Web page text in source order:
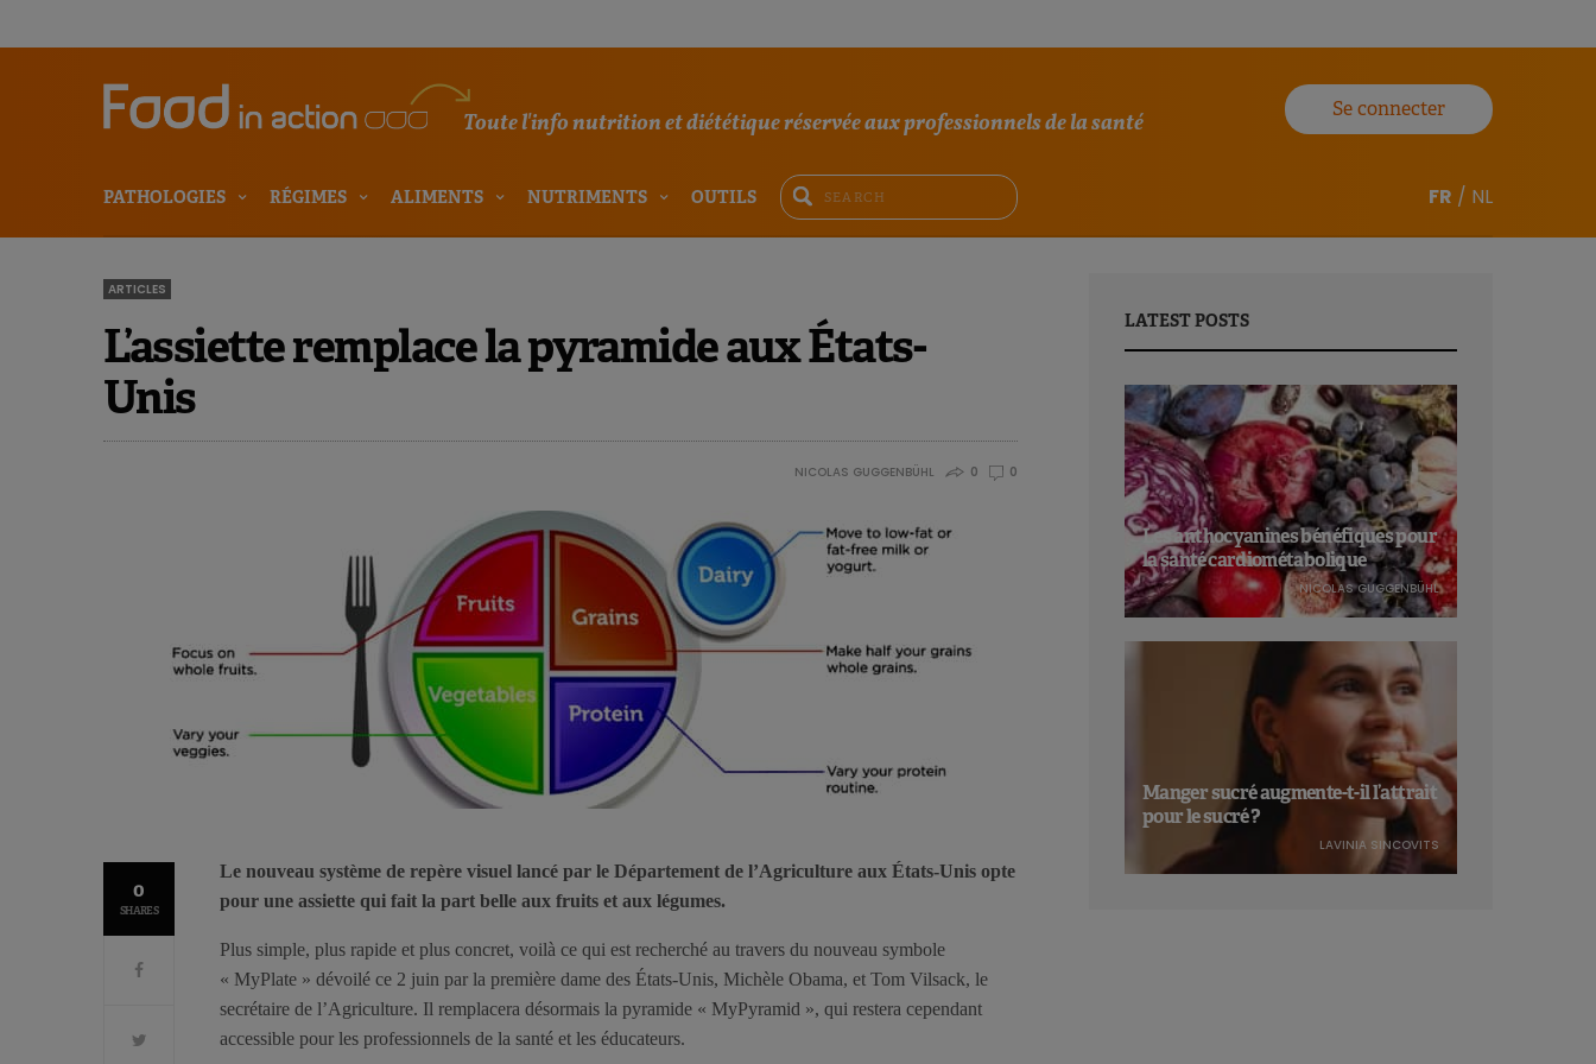
Toute l'info nutrition et diététique réservée aux professionnels de la santé
Se connecter
PATHOLOGIES RÉGIMES ALIMENTS NUTRIMENTS OUTILS FR / NL
ARTICLES
L’assiette remplace la pyramide aux États-
Unis
NICOLAS GUGGENBÜHL 0 0
0
SHARES
Le nouveau système de repère visuel lancé par le Département de l’Agriculture aux États-Unis opte
pour une assiette qui fait la part belle aux fruits et aux légumes.
Plus simple, plus rapide et plus concret, voilà ce qui est recherché au travers du nouveau symbole
« MyPlate » dévoilé ce 2 juin par la première dame des États-Unis, Michèle Obama, et Tom Vilsack, le
secrétaire de l’Agriculture. Il remplacera désormais la pyramide « MyPyramid », qui restera cependant
accessible pour les professionnels de la santé et les éducateurs.
LATEST POSTS
Les anthocyanines bénéfiques pour
la santé cardiométabolique
NICOLAS GUGGENBÜHL
Manger sucré augmente-t-il l’attrait
pour le sucré ?
LAVINIA SINCOVITS